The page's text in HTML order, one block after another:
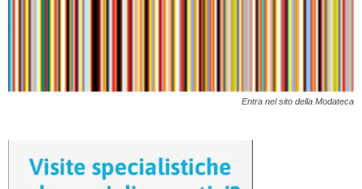
Entra nel sito della Modateca